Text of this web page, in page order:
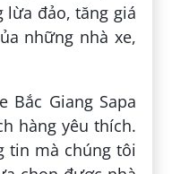
đảo, tăng giá
những nhà xe,
Bắc Giang Sapa
hàng yêu thích.
tin mà chúng tôi